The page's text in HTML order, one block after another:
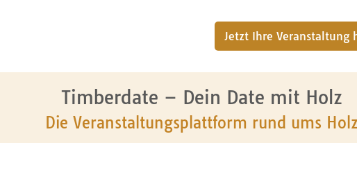
Jetzt Ihre Veranstaltung
Timberdate – Dein Date mit Holz
Die Veranstaltungsplattform rund ums Holz